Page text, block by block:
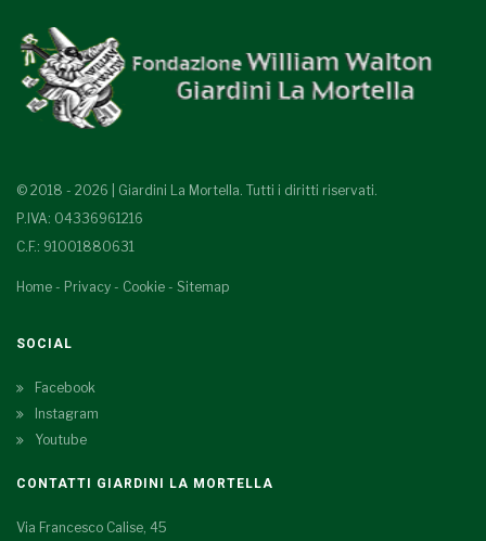
© 2018 - 2026 | Giardini La Mortella. Tutti i diritti riservati.
P.IVA: 04336961216
C.F.: 91001880631
Home - Privacy - Cookie - Sitemap
SOCIAL
Facebook
Instagram
Youtube
CONTATTI GIARDINI LA MORTELLA
Via Francesco Calise, 45